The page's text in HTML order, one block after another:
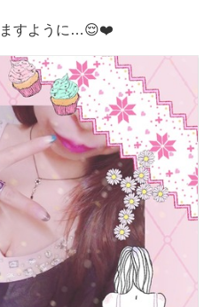
ますように…😌❤️